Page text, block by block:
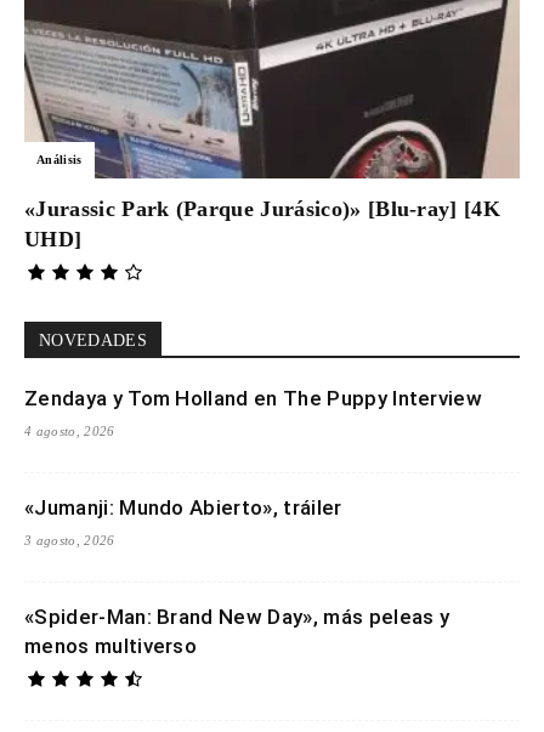
Análisis
«Jurassic Park (Parque Jurásico)» [Blu-ray] [4K
UHD]
NOVEDADES
Zendaya y Tom Holland en The Puppy Interview
4 agosto, 2026
«Jumanji: Mundo Abierto», tráiler
3 agosto, 2026
«Spider-Man: Brand New Day», más peleas y
menos multiverso